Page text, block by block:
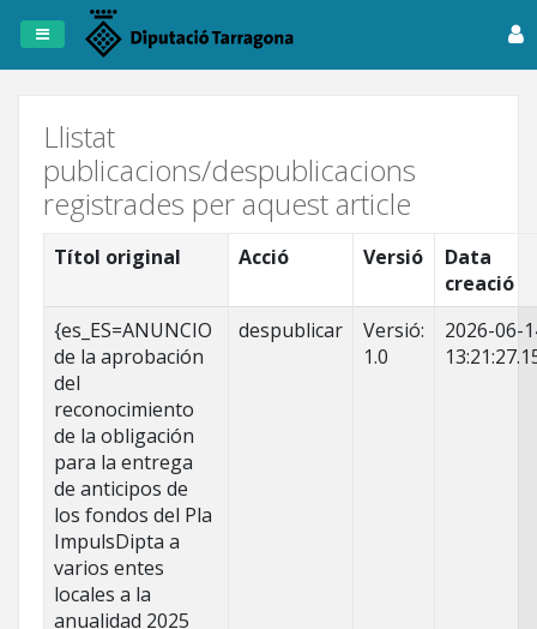
Registre
de
Dipta
Tots
els
registres
Llistat
publicacions/despublicacions
registrades per aquest article
Títol original Acció Versió
Data
creació
{es_ES=ANUNCIO
de la aprobación
del
reconocimiento
de la obligación
para la entrega
de anticipos de
los fondos del Pla
ImpulsDipta a
varios entes
locales a la
anualidad 2025
despublicar
Versió:
1.0
2026-06-